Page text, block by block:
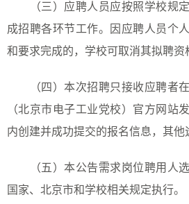
（三）应聘人员应按照学校规
成招聘各环节工作。因应聘人员个
和要求完成的，学校可取消其拟聘资
（四）本次招聘只接收应聘者
（北京市电子工业党校）官方网站
内创建并成功提交的报名信息，其他
（五）本公告需求岗位聘用人
国家、北京市和学校相关规定执行。